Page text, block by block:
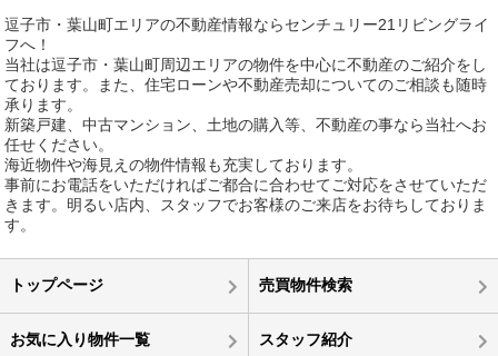
逗子市・葉山町エリアの不動産情報ならセンチュリー21リビングライ
フへ！
当社は逗子市・葉山町周辺エリアの物件を中心に不動産のご紹介をし
ております。また、住宅ローンや不動産売却についてのご相談も随時
承ります。
新築戸建、中古マンション、土地の購入等、不動産の事なら当社へお
任せください。
海近物件や海見えの物件情報も充実しております。
事前にお電話をいただければご都合に合わせてご対応をさせていただ
きます。明るい店内、スタッフでお客様のご来店をお待ちしておりま
す。
トップページ 売買物件検索
お気に入り物件一覧 スタッフ紹介